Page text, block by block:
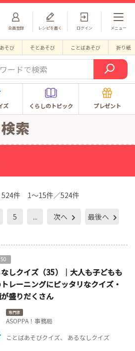
会員登録 ログイン
レシピを書く メニュー
そび そとあそび ことばあそび 折り紙
ズ くらしのトピック プレゼント
524件 1～15件／524件
5 ... 次へ 最後へ
しクイズ（35）｜大人も子どもも
レーニングにピッタリなクイズ・
盛りだくさん
専門家
ASOPPA！事務局
ことばあそびクイズ
あるなしクイズ